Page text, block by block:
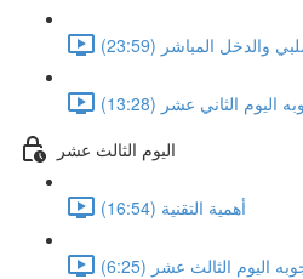
والدخل المباشر (23:59)
اليوم الثاني عشر (13:28)
اليوم الثالث عشر
أهمية التقنية (16:54)
اليوم الثالث عشر (6:25)